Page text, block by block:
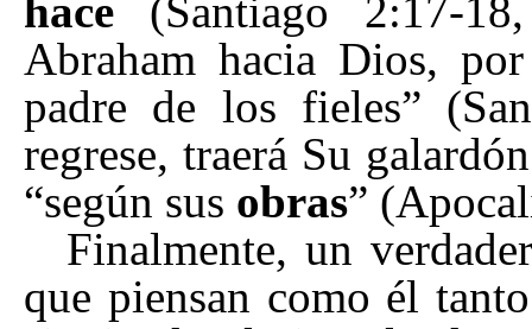
hace (Santiago 2:17-
Abraham hacia Dios,
padre de los fieles”
regrese, traerá Su
“según sus obras”
Finalmente, un
que piensan como él